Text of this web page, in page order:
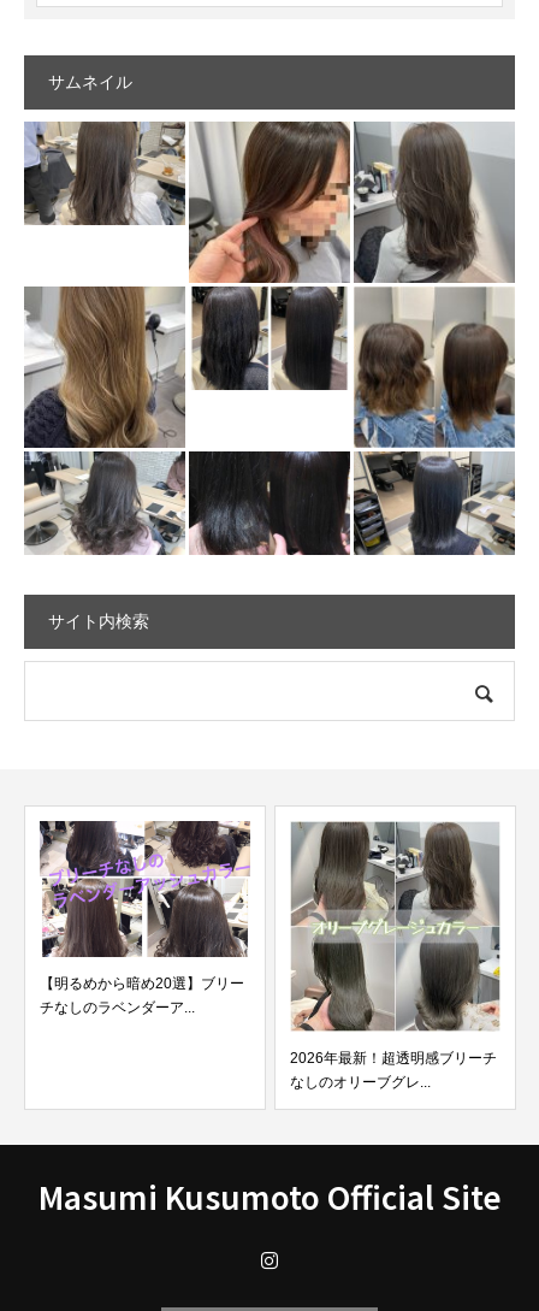
サムネイル
サイト内検索
【最新版】縮毛矯正、ストレー
トパーマ、髪質改善の違...
Masumi Kusumoto Official Site